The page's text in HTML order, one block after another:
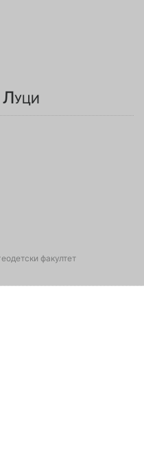
Луци
факултет